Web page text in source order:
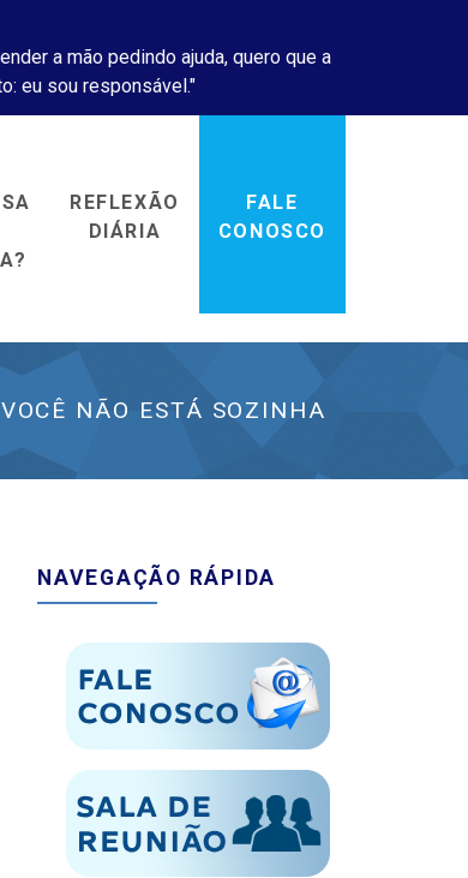
a mão pedindo ajuda, quero que a
eu sou responsável."
REFLEXÃO
DIÁRIA
FALE
CONOSCO
VOCÊ NÃO ESTÁ SOZINHA
NAVEGAÇÃO RÁPIDA